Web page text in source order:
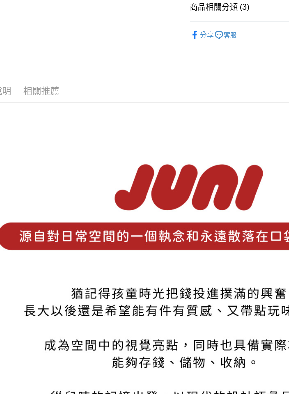
黑貓宅配(離島)
商品相關分類 (3)
分享 客服
明 相關推薦